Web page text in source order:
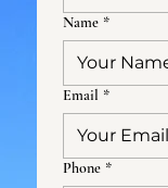
Name *
Email *
Phone *